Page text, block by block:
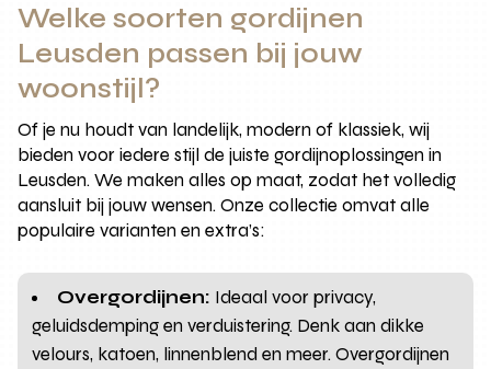
Welke soorten gordijnen
Leusden passen bij jouw
woonstijl?
Of je nu houdt van landelijk, modern of klassiek, wij
bieden voor iedere stijl de juiste gordijnoplossingen in
Leusden. We maken alles op maat, zodat het volledig
aansluit bij jouw wensen. Onze collectie omvat alle
populaire varianten en extra’s:
Overgordijnen: Ideaal voor privacy,
geluidsdemping en verduistering. Denk aan dikke
velours, katoen, linnenblend en meer. Overgordijnen